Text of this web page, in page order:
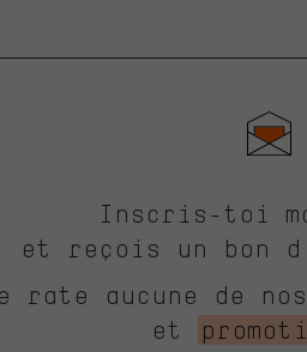
Inscris-toi
et reçois un bon
rate aucune de nos
et